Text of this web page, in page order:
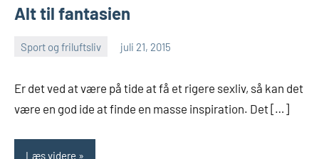
Alt til fantasien
Sport og friluftsliv juli 21, 2015
Esben
Er det ved at være på tide at få et rigere sexliv, så kan det
være en god ide at finde en masse inspiration. Det […]
Læs videre